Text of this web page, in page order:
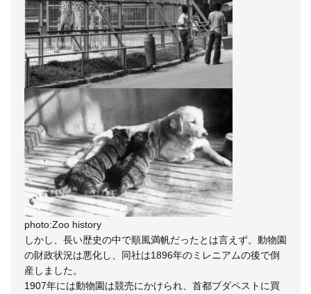
photo:Zoo history
しかし、長い歴史の中で順風満帆だったとは言えず。動物園
の財政状況は悪化し、同社は1896年のミレニアムの後で倒
産しました。
1907年には動物園は競売にかけられ、首都ブダペストに買